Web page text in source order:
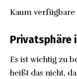
Kaum
Privatsphäre
Es ist wichtig zu
heißt das nicht,